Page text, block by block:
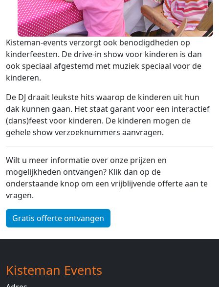
Kisteman-events verzorgt ook benodigdheden op
kinderfeesten. De drive-in show voor kinderen is dan
ook speciaal afgestemd met muziek speciaal voor de
kinderen.
De DJ draait leukste hits waarop de kinderen uit hun
dak kunnen gaan. Het staat garant voor een interactief
(dans)feest voor kinderen. De kinderen mogen de
gehele show verzoeknummers aanvragen.
Wilt u meer informatie over onze prijzen en
mogelijkheden ontvangen? Klik dan op de
onderstaande knop om een vrijblijvende offerte aan te
vragen.
Gratis offerte ontvangen
Kisteman Events